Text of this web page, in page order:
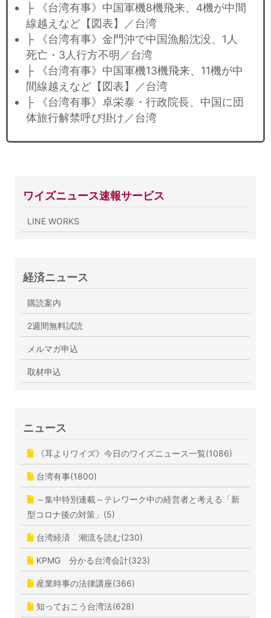
├ 《台湾有事》中国軍機8機飛来、4機が中間
線越えなど【図表】／台湾
├ 《台湾有事》金門沖で中国漁船沈没、1人
死亡・3人行方不明／台湾
├ 《台湾有事》中国軍機13機飛来、11機が中
間線越えなど【図表】／台湾
├ 《台湾有事》卓栄泰・行政院長、中国に団
体旅行解禁呼び掛け／台湾
ワイズニュース速報サービス
LINE WORKS
経済ニュース
購読案内
2週間無料試読
メルマガ申込
取材申込
ニュース
《耳よりワイズ》今日のワイズニュース一覧(1086)
台湾有事(1800)
～集中特別連載～テレワーク中の経営者と考える「新
型コロナ後の対策」(5)
台湾経済 潮流を読む(230)
KPMG 分かる台湾会計(323)
産業時事の法律講座(366)
知っておこう台湾法(628)